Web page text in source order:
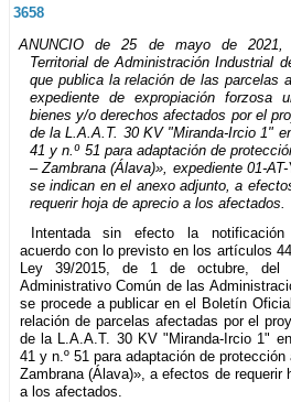
3658
ANUNCIO de 25 de mayo de 2021,
Territorial de Administración Industrial
que publica la relación de las parcelas
expediente de expropiación forzosa
bienes y/o derechos afectados por el
de la L.A.A.T. 30 KV "Miranda-Ircio 1"
41 y n.º 51 para adaptación de
– Zambrana (Álava)», expediente 01-AT-
se indican en el anexo adjunto, a
requerir hoja de aprecio a los afectados.
Intentada sin efecto la
acuerdo con lo previsto en los artículos
Ley 39/2015, de 1 de octubre, del
Administrativo Común de las
se procede a publicar en el Boletín
relación de parcelas afectadas por el
de la L.A.A.T. 30 KV "Miranda-Ircio 1"
41 y n.º 51 para adaptación de
Zambrana (Álava)», a efectos de requerir
a los afectados.